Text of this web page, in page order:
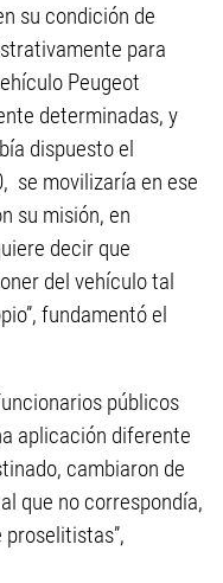
su condición de
para
Peugeot
determinadas, y
dispuesto el
se movilizaría en ese
su misión, en
decir que
del vehículo tal
fundamentó el
públicos
aplicación diferente
cambiaron de
que no correspondía,